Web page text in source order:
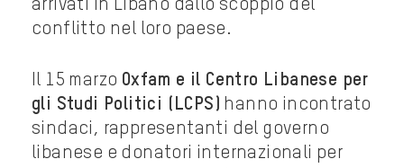
arrivati in Libano dallo scoppio del
conflitto nel loro paese.
Il 15 marzo Oxfam e il Centro Libanese per
gli Studi Politici (LCPS) hanno incontrato
sindaci, rappresentanti del governo
libanese e donatori internazionali per